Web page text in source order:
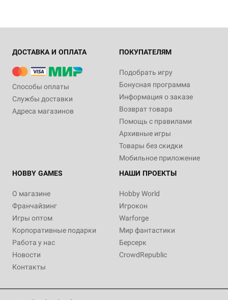
ДОСТАВКА И ОПЛАТА
Способы оплаты
Службы доставки
Адреса магазинов
ПОКУПАТЕЛЯМ
Подобрать игру
Бонусная программа
Информация о заказе
Возврат товара
Помощь с правилами
Архивные игры
Товары без скидки
Мобильное приложение
HOBBY GAMES
О магазине
Франчайзинг
Игры оптом
Корпоративные подарки
Работа у нас
Новости
Контакты
НАШИ ПРОЕКТЫ
Hobby World
Игрокон
Warforge
Мир фантастики
Берсерк
CrowdRepublic